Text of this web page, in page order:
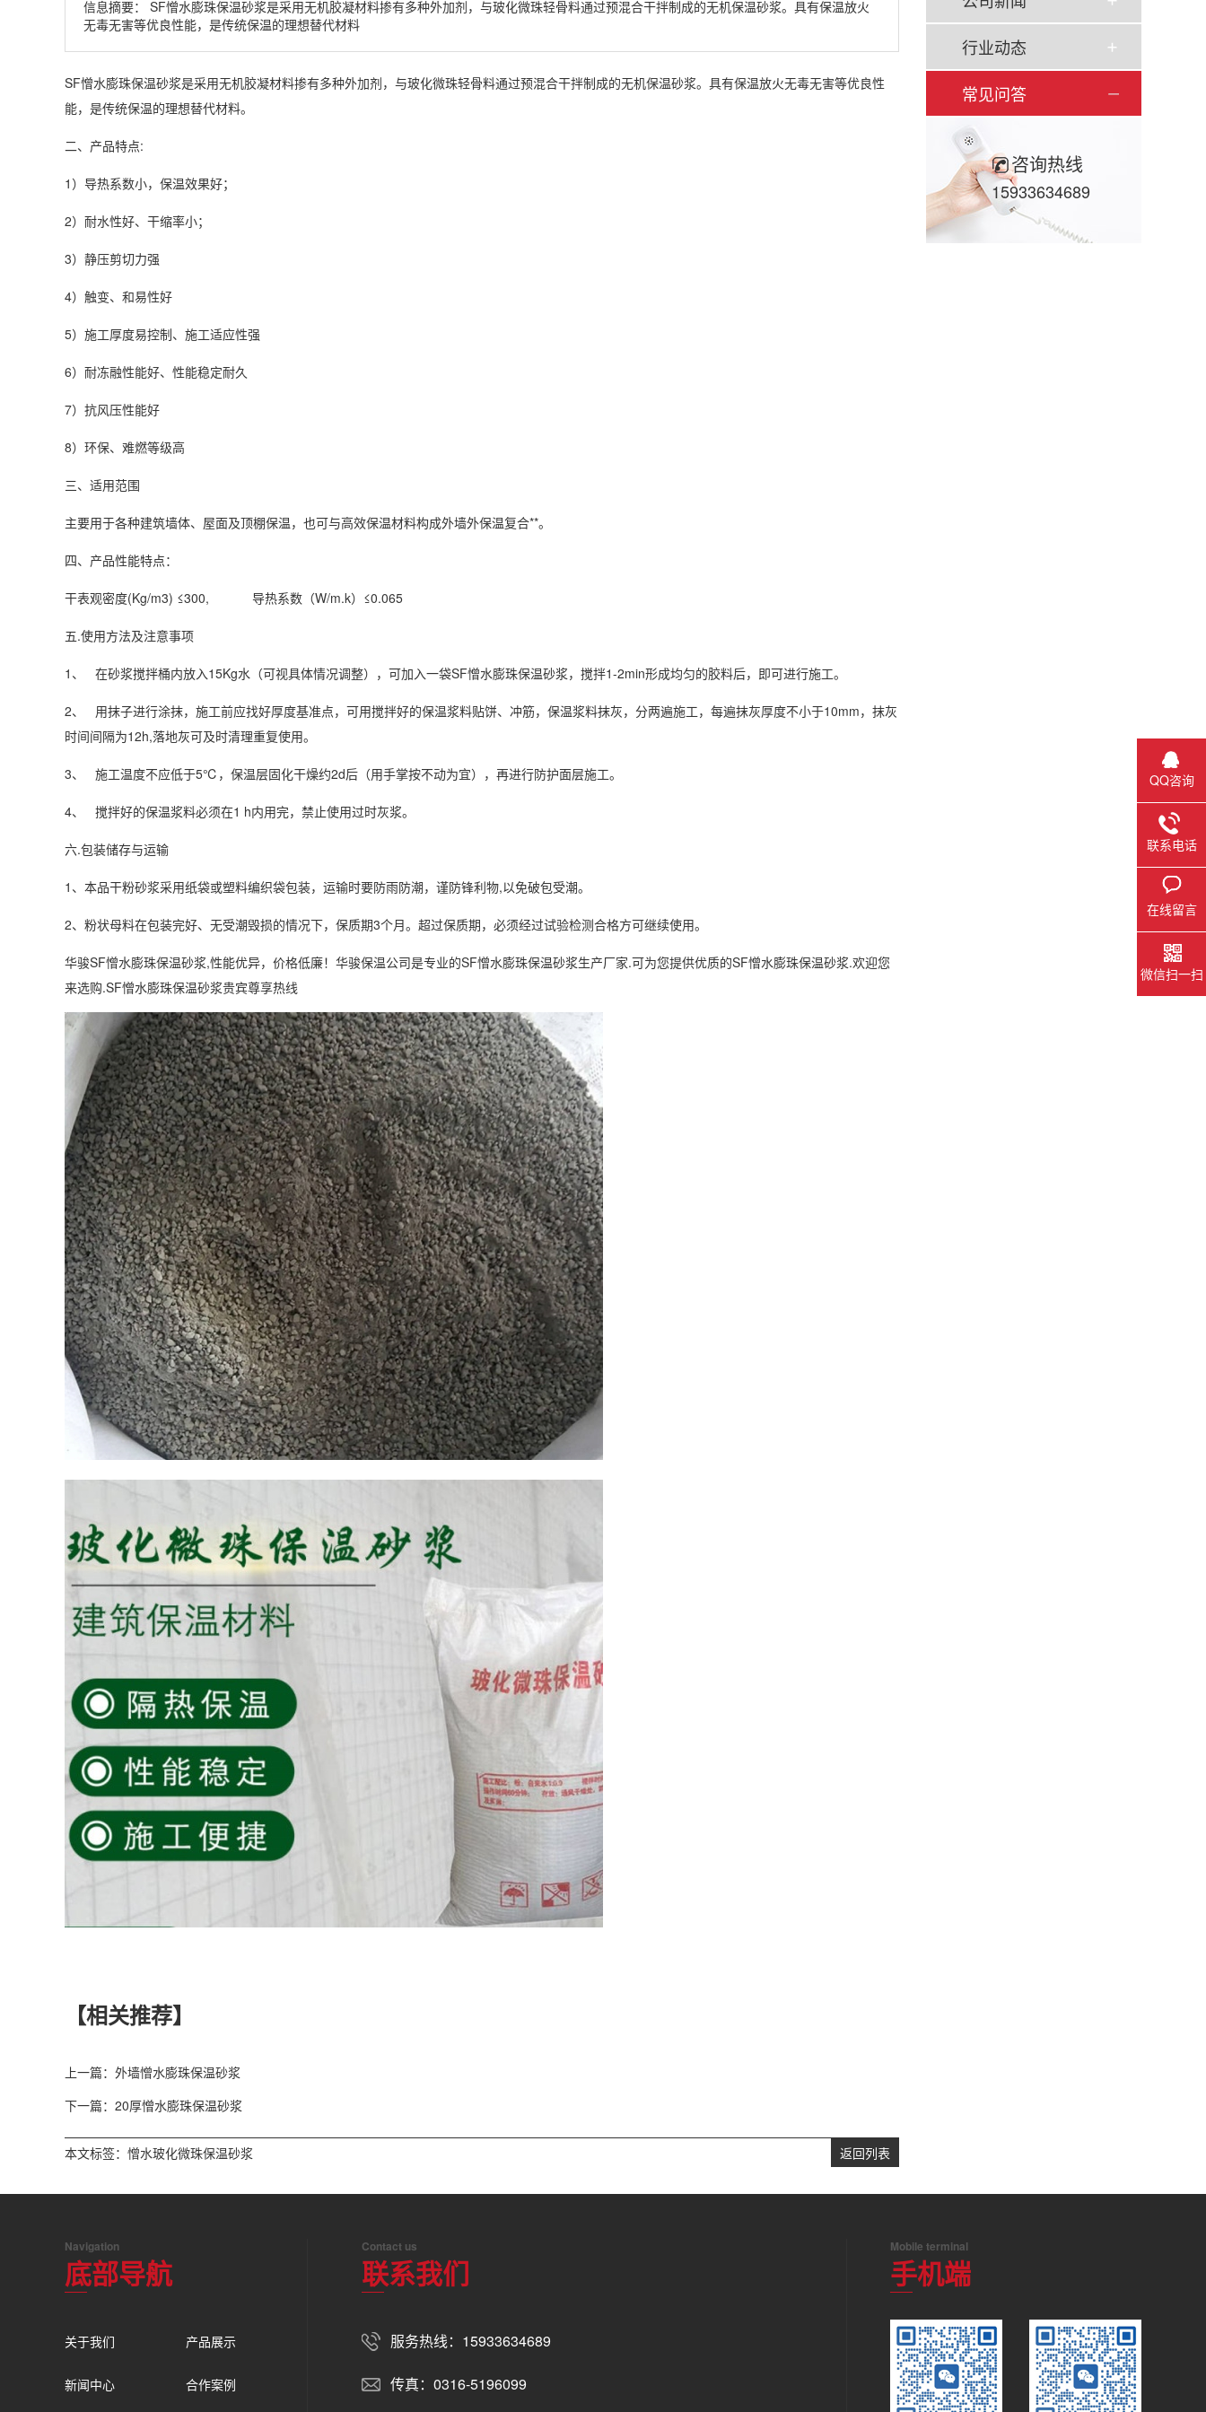
行业动态
常见问答
咨询热线
15933634689
信息摘要： SF憎水膨珠保温砂浆是采用无机胶凝材料掺有多种外加剂，与玻化微珠轻骨料通过预混合干拌制成的无机保温砂浆。具有保温放火
无毒无害等优良性能，是传统保温的理想替代材料
SF憎水膨珠保温砂浆是采用无机胶凝材料掺有多种外加剂，与玻化微珠轻骨料通过预混合干拌制成的无机保温砂浆。具有保温放火无毒无害等优良性
能，是传统保温的理想替代材料。
二、产品特点:
1）导热系数小，保温效果好；
2）耐水性好、干缩率小；
3）静压剪切力强
4）触变、和易性好
5）施工厚度易控制、施工适应性强
6）耐冻融性能好、性能稳定耐久
7）抗风压性能好
8）环保、难燃等级高
三、适用范围
主要用于各种建筑墙体、屋面及顶棚保温，也可与高效保温材料构成外墙外保温复合**。
四、产品性能特点：
干表观密度(Kg/m3) ≤300, 导热系数（W/m.k）≤0.065
五.使用方法及注意事项
1、 在砂浆搅拌桶内放入15Kg水（可视具体情况调整），可加入一袋SF憎水膨珠保温砂浆，搅拌1-2min形成均匀的胶料后，即可进行施工。
2、 用抹子进行涂抹，施工前应找好厚度基准点，可用搅拌好的保温浆料贴饼、冲筋，保温浆料抹灰，分两遍施工，每遍抹灰厚度不小于10mm，抹灰
时间间隔为12h,落地灰可及时清理重复使用。
3、 施工温度不应低于5℃，保温层固化干燥约2d后（用手掌按不动为宜），再进行防护面层施工。
4、 搅拌好的保温浆料必须在1 h内用完，禁止使用过时灰浆。
六.包装储存与运输
1、本品干粉砂浆采用纸袋或塑料编织袋包装，运输时要防雨防潮，谨防锋利物,以免破包受潮。
2、粉状母料在包装完好、无受潮毁损的情况下，保质期3个月。超过保质期，必须经过试验检测合格方可继续使用。
华骏SF憎水膨珠保温砂浆,性能优异，价格低廉！华骏保温公司是专业的SF憎水膨珠保温砂浆生产厂家.可为您提供优质的SF憎水膨珠保温砂浆.欢迎您
来选购.SF憎水膨珠保温砂浆贵宾尊享热线
【相关推荐】
上一篇：外墙憎水膨珠保温砂浆
下一篇：20厚憎水膨珠保温砂浆
返回列表
本文标签： 憎水玻化微珠保温砂浆
Navigation
底部导航
关于我们 产品展示
新闻中心 合作案例
Contact us
联系我们
服务热线：15933634689
传真：0316-5196099
Mobile terminal
手机端
QQ咨询
联系电话
在线留言
微信扫一扫